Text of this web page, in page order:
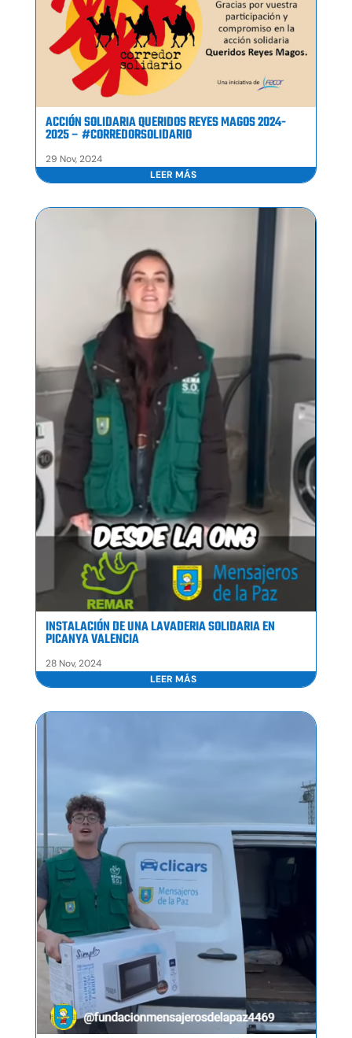
ACCIÓN SOLIDARIA QUERIDOS REYES MAGOS 2024-
2025 – #CORREDORSOLIDARIO
29 Nov, 2024
LEER MÁS
INSTALACIÓN DE UNA LAVADERIA SOLIDARIA EN
PICANYA VALENCIA
28 Nov, 2024
LEER MÁS